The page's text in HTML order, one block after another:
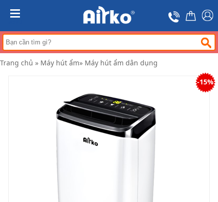
Trang
chủ
Máy
hút
ẩm
Máy
Trang chủ » Máy hút ẩm» Máy hút ẩm dân dụng
-15%